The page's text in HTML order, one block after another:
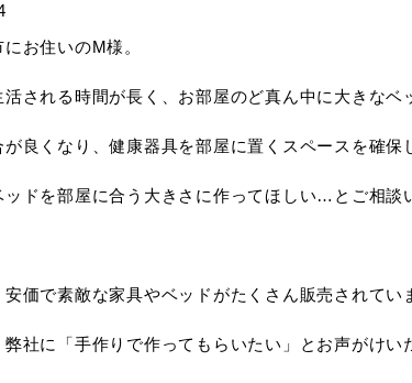
お住いのM様。
される時間が長く、お部屋のど真ん中に大きなベ
良くなり、健康器具を部屋に置くスペースを確保
ッドを部屋に合う大きさに作ってほしい…とご相談
価で素敵な家具やベッドがたくさん販売されてい
弊社に「手作りで作ってもらいたい」とお声がけい